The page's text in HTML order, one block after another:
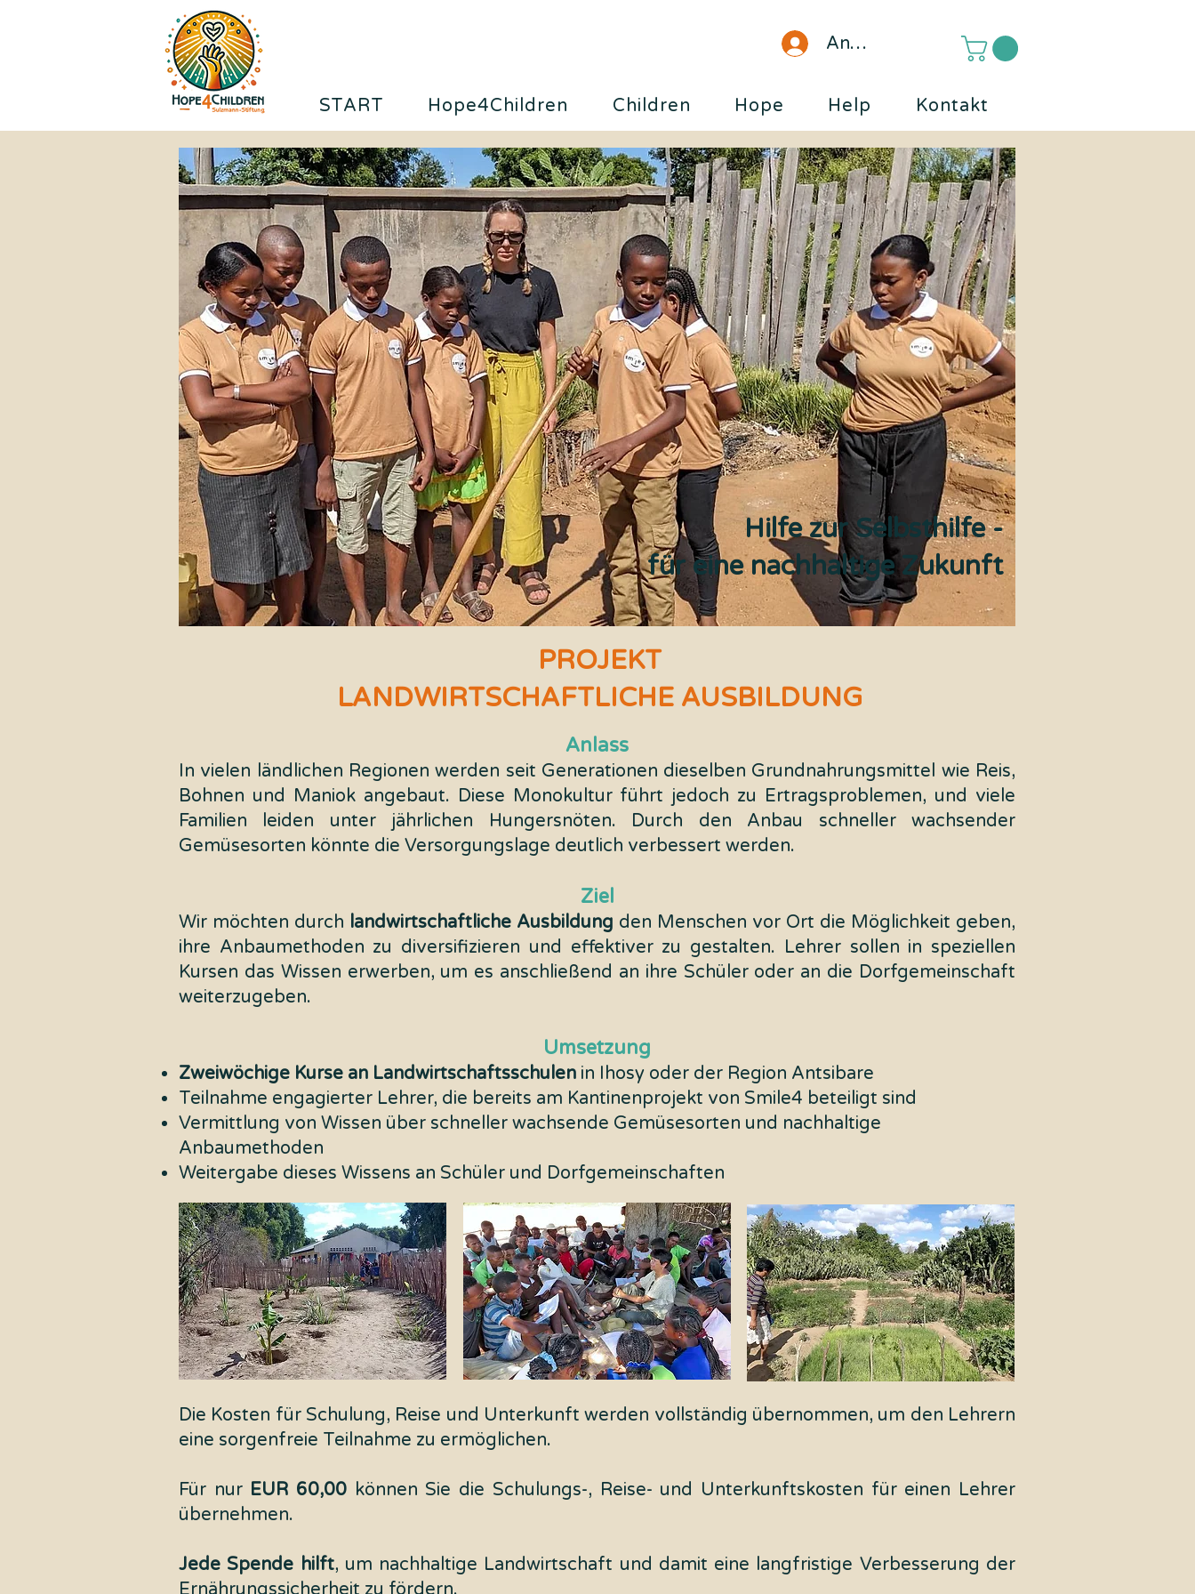
Anmelden
START Hope4Children Children Hope Help Kontakt
Hilfe zur Selbsthilfe -
für eine nachhaltige Zukunft
PROJEKT
LANDWIRTSCHAFTLICHE AUSBILDUNG
Anlass
In vielen ländlichen Regionen werden seit Generationen dieselben Grundnahrungsmittel wie Reis,
Bohnen und Maniok angebaut. Diese Monokultur führt jedoch zu Ertragsproblemen, und viele
Familien leiden unter jährlichen Hungersnöten. Durch den Anbau schneller wachsender
Gemüsesorten könnte die Versorgungslage deutlich verbessert werden.
Ziel
Wir möchten durch landwirtschaftliche Ausbildung den Menschen vor Ort die Möglichkeit geben,
ihre Anbaumethoden zu diversifizieren und effektiver zu gestalten. Lehrer sollen in speziellen
Kursen das Wissen erwerben, um es anschließend an ihre Schüler oder an die Dorfgemeinschaft
weiterzugeben.
Umsetzung
Zweiwöchige Kurse an Landwirtschaftsschulen in Ihosy oder der Region Antsibare
Teilnahme engagierter Lehrer, die bereits am Kantinenprojekt von Smile4 beteiligt sind
Vermittlung von Wissen über schneller wachsende Gemüsesorten und nachhaltige
Anbaumethoden
Weitergabe dieses Wissens an Schüler und Dorfgemeinschaften
​​Die Kosten für Schulung, Reise und Unterkunft werden vollständig übernommen, um den Lehrern
eine sorgenfreie Teilnahme zu ermöglichen.
Für nur EUR 60,00 können Sie die Schulungs-, Reise- und Unterkunftskosten für einen Lehrer
übernehmen.
Jede Spende hilft, um nachhaltige Landwirtschaft und damit eine langfristige Verbesserung der
Ernährungssicherheit zu fördern.